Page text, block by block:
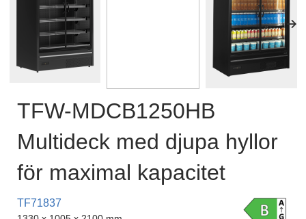
TFW-MDCB1250HB
Multideck med djupa hyllor
för maximal kapacitet
TF71837